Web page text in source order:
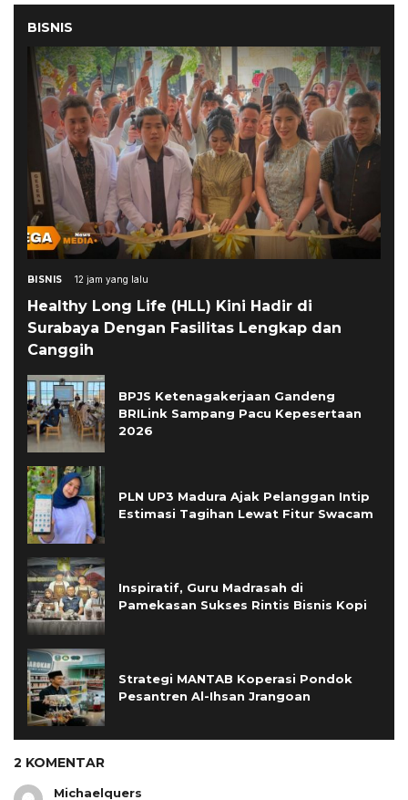
BISNIS
BISNIS 12 jam yang lalu
Healthy Long Life (HLL) Kini Hadir di
Surabaya Dengan Fasilitas Lengkap dan
Canggih
BPJS Ketenagakerjaan Gandeng
BRILink Sampang Pacu Kepesertaan
2026
PLN UP3 Madura Ajak Pelanggan Intip
Estimasi Tagihan Lewat Fitur Swacam
Inspiratif, Guru Madrasah di
Pamekasan Sukses Rintis Bisnis Kopi
Strategi MANTAB Koperasi Pondok
Pesantren Al-Ihsan Jrangoan
2 KOMENTAR
Michaelquers